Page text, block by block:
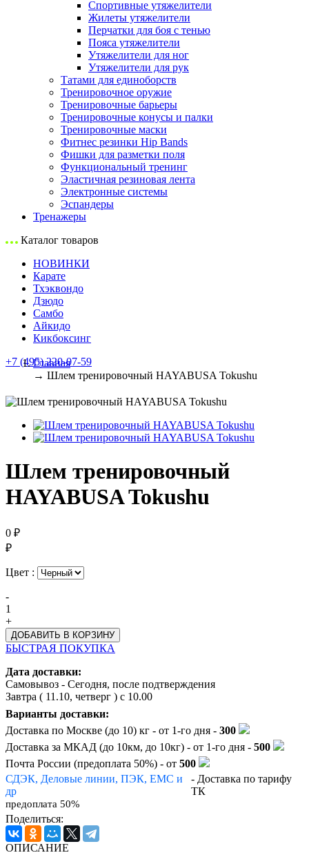
Спортивные утяжелители
Жилеты утяжелители
Перчатки для боя с тенью
Пояса утяжелители
Утяжелители для ног
Утяжелители для рук
Татами для единоборств
Тренировочное оружие
Тренировочные барьеры
Тренировочные конусы и палки
Тренировочные маски
Фитнес резинки Hip Bands
Фишки для разметки поля
Функциональный тренинг
Эластичная резиновая лента
Электронные системы
Эспандеры
Тренажеры
Каталог товаров
НОВИНКИ
Карате
Тхэквондо
Дзюдо
Самбо
Айкидо
Кикбоксинг
+7 (495) 220-07-59
Главная
→ Шлем тренировочный HAYABUSA Tokushu
Шлем тренировочный
HAYABUSA Tokushu
0 ₽
₽
Цвет :
-
1
+
БЫСТРАЯ ПОКУПКА
Дата доставки:
Самовывоз - Сегодня, после подтверждения
Завтра ( 11.10, четверг ) с 10.00
Варианты доставки:
Доставка по Москве (до 10) кг - от 1-го дня - 300
Доставка за МКАД (до 10км, до 10кг) - от 1-го дня - 500
Почта России (предоплата 50%) - от 500
СДЭК, Деловые линии, ПЭК, EMC и
др
предоплата 50%
- Доставка по тарифу
ТК
Поделиться:
ОПИСАНИЕ